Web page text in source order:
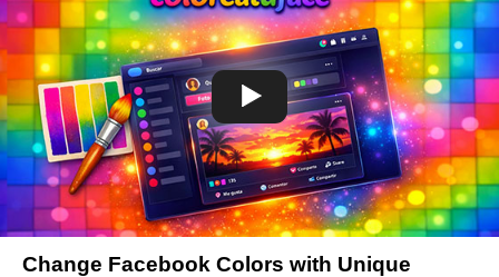
Change Facebook Colors with Unique